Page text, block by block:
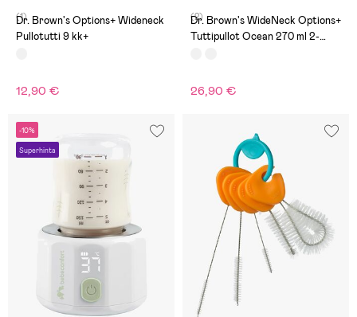
(1)
Dr. Brown's Options+ Wideneck
Pullotutti 9 kk+
12,90 €
(2)
Dr. Brown's WideNeck Options+
Tuttipullot Ocean 270 ml 2-
26,90 €
-10%
Superhinta